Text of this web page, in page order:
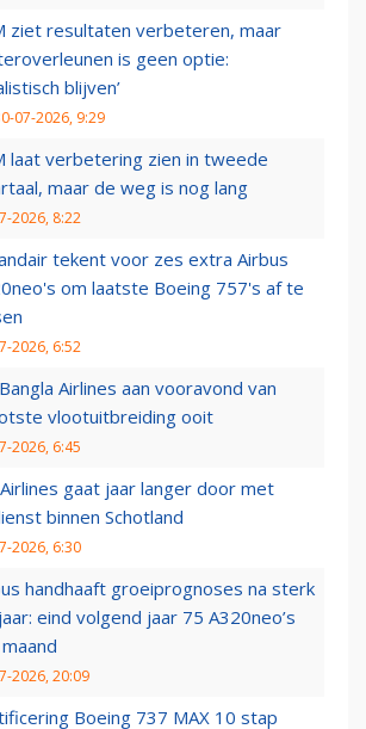
ziet resultaten verbeteren, maar
is geen optie:
blijven’
07-2026, 9:29
laat verbetering zien in tweede
maar de weg is nog lang
2026, 8:22
tekent voor zes extra Airbus
om laatste Boeing 757's af te
2026, 6:52
Airlines aan vooravond van
vlootuitbreiding ooit
2026, 6:45
gaat jaar langer door met
binnen Schotland
2026, 6:30
handhaaft groeiprognoses na sterk
eind volgend jaar 75 A320neo’s
2026, 20:09
Boeing 737 MAX 10 stap